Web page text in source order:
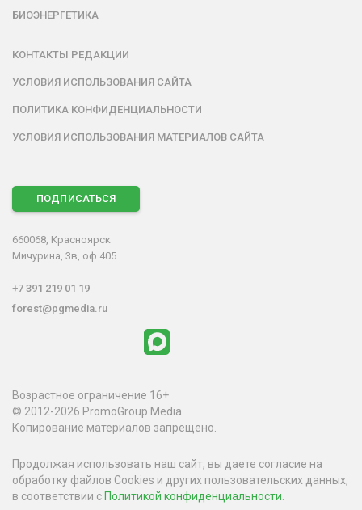
БИОЭНЕРГЕТИКА
КОНТАКТЫ РЕДАКЦИИ
УСЛОВИЯ ИСПОЛЬЗОВАНИЯ САЙТА
ПОЛИТИКА КОНФИДЕНЦИАЛЬНОСТИ
УСЛОВИЯ ИСПОЛЬЗОВАНИЯ МАТЕРИАЛОВ САЙТА
ПОДПИСАТЬСЯ
660068, Красноярск
Мичурина, 3в, оф.405
+7 391 219 01 19
forest@pgmedia.ru
Возрастное ограничение 16+
© 2012-2026 PromoGroup Media
Копирование материалов запрещено.
Продолжая использовать наш сайт, вы даете согласие на
обработку файлов Cookies и других пользовательских данных,
в соответствии с Политикой конфиденциальности.